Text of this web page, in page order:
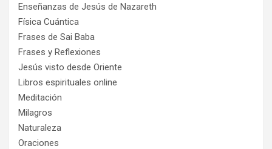
Enseñanzas de Jesús de Nazareth
Física Cuántica
Frases de Sai Baba
Frases y Reflexiones
Jesús visto desde Oriente
Libros espirituales online
Meditación
Milagros
Naturaleza
Oraciones